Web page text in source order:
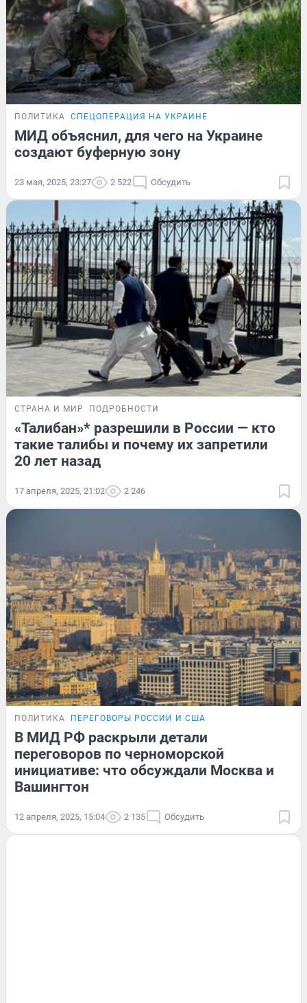
ПОЛИТИКА СПЕЦОПЕРАЦИЯ НА УКРАИНЕ
МИД объяснил, для чего на Украине
создают буферную зону
23 мая, 2025, 23:27 2 522 Обсудить
СТРАНА И МИР ПОДРОБНОСТИ
«Талибан»* разрешили в России — кто
такие талибы и почему их запретили
20 лет назад
17 апреля, 2025, 21:02 2 246
ПОЛИТИКА ПЕРЕГОВОРЫ РОССИИ И США
В МИД РФ раскрыли детали
переговоров по черноморской
инициативе: что обсуждали Москва и
Вашингтон
12 апреля, 2025, 15:04 2 135 Обсудить